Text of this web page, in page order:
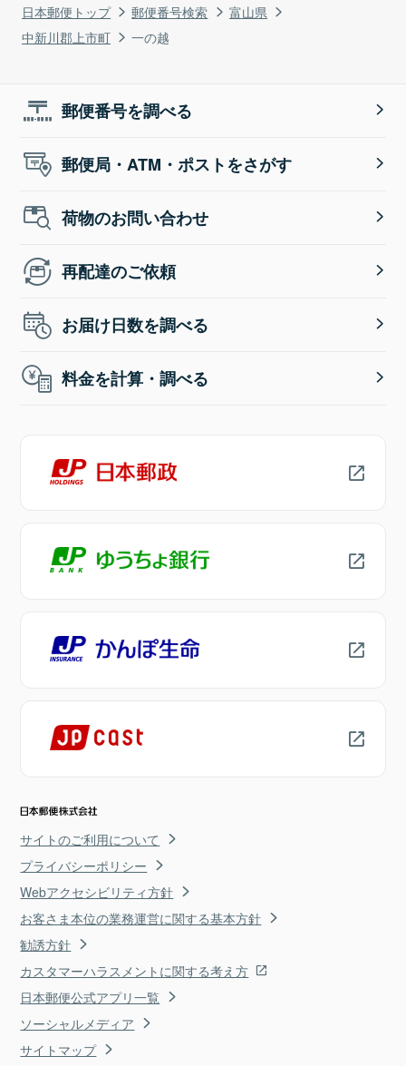
日本郵便トップ 郵便番号検索
富山県
中新川郡上市町
一の越
郵便番号を調べる
郵便局・ATM・ポストをさがす
荷物のお問い合わせ
再配達のご依頼
お届け日数を調べる
料金を計算・調べる
サイトのご利用について
プライバシーポリシー
Webアクセシビリティ方針
お客さま本位の業務運営に関する基本方針
勧誘方針
カスタマーハラスメントに関する考え方
日本郵便公式アプリ一覧
ソーシャルメディア
サイトマップ